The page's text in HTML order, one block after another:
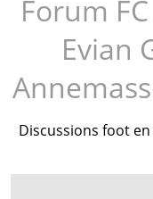
Forum
Evian
Discussions foot en